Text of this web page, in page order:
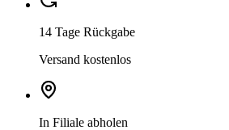
14 Tage Rückgabe
Versand kostenlos
In Filiale abholen